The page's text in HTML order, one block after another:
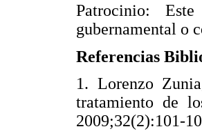
Patrocinio:
gubernamental o
Referencias
1. Lorenzo
tratamiento de